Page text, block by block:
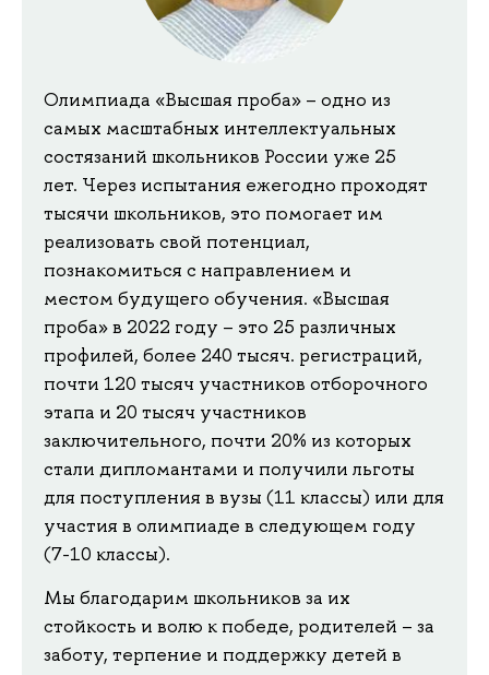
Олимпиада «Высшая проба» – одно из
самых масштабных интеллектуальных
состязаний школьников России уже 25
лет. Через испытания ежегодно проходят
тысячи школьников, это помогает им
реализовать свой потенциал,
познакомиться с направлением и
местом будущего обучения. «Высшая
проба» в 2022 году – это 25 различных
профилей, более 240 тысяч. регистраций,
почти 120 тысяч участников отборочного
этапа и 20 тысяч участников
заключительного, почти 20% из которых
стали дипломантами и получили льготы
для поступления в вузы (11 классы) или для
участия в олимпиаде в следующем году
(7-10 классы).
Мы благодарим школьников за их
стойкость и волю к победе, родителей – за
заботу, терпение и поддержку детей в